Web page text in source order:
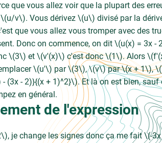
que vous allez voir que la plupart des
v\). Vous dérivez \(u\) divisé par la
que vous allez vous tromper avec des
Donc on commence, on dit \(u(x) = 3x -
\(3\) et \(v'(x)\) c'est donc \(1\). Alors
\(u'\) par \(3\), \(v\) par \(x + 1\),
- 2)}{(x + 1)^2}\). Et là on est bien, sauf
en général.
de l'expression
je change les signes donc ça me fait \(-